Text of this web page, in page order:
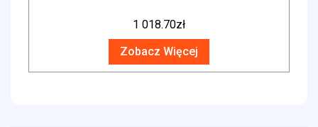
1 018.70zł
Zobacz Więcej